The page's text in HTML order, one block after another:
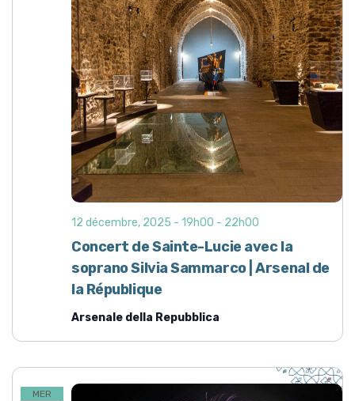
Concert de Sainte-Lucie avec la
soprano Silvia Sammarco | Arsenal de
la République
12 décembre, 2025 - 19h00 - 22h00
Arsenale della Repubblica
MER